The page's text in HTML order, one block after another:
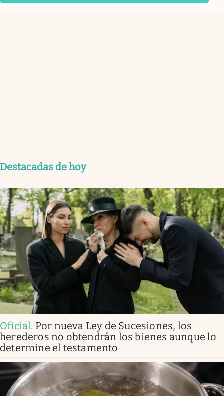
Destacadas de hoy
Oficial. Por nueva Ley de Sucesiones, los
herederos no obtendrán los bienes aunque lo
determine el testamento